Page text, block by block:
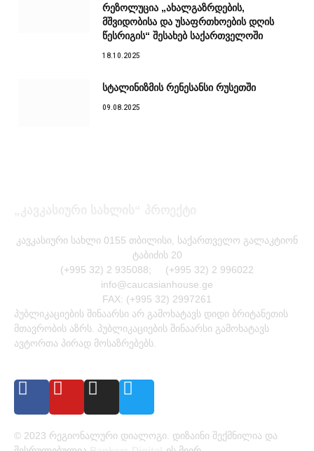
რეზოლუცია „ახალგაზრდების,
მშვიდობისა და უსაფრთხოების დღის
წესრიგის“ შესახებ საქართველოში
18.10.2025
სტალინიზმის რენესანსი რუსეთში
09.08.2025
კავკასიური სახლი 0155 თბილისი, საქართველო გალაკტიონ
ტაბიძის 20
(+995 32) 2 935088; (+995 32) 2 996022
info@caucasianhouse.ge
FAX: (+995 32) 2997261
პუბლიკაციების შინაარსი არ გამოხატავს დიდი ბრიტანეთის
მთავრობის აზრს. პუბლიკაციების შინაარსი გამოხატავს
ავტორთა პირად მოსაზრებებს.
© 2023 რეგიონალური დიალოგი. დიზაინი შექმნილია და